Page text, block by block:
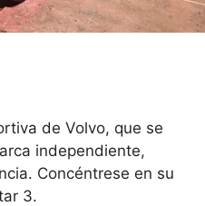
de Volvo, que se
independiente,
Concéntrese en su
3.